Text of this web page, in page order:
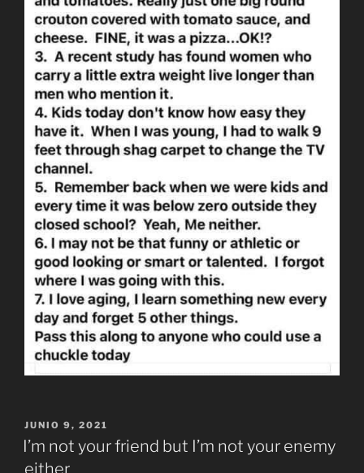
PUBLICADO
EL
JUNIO 9, 2021
I’m not your friend but I’m not your enemy
either